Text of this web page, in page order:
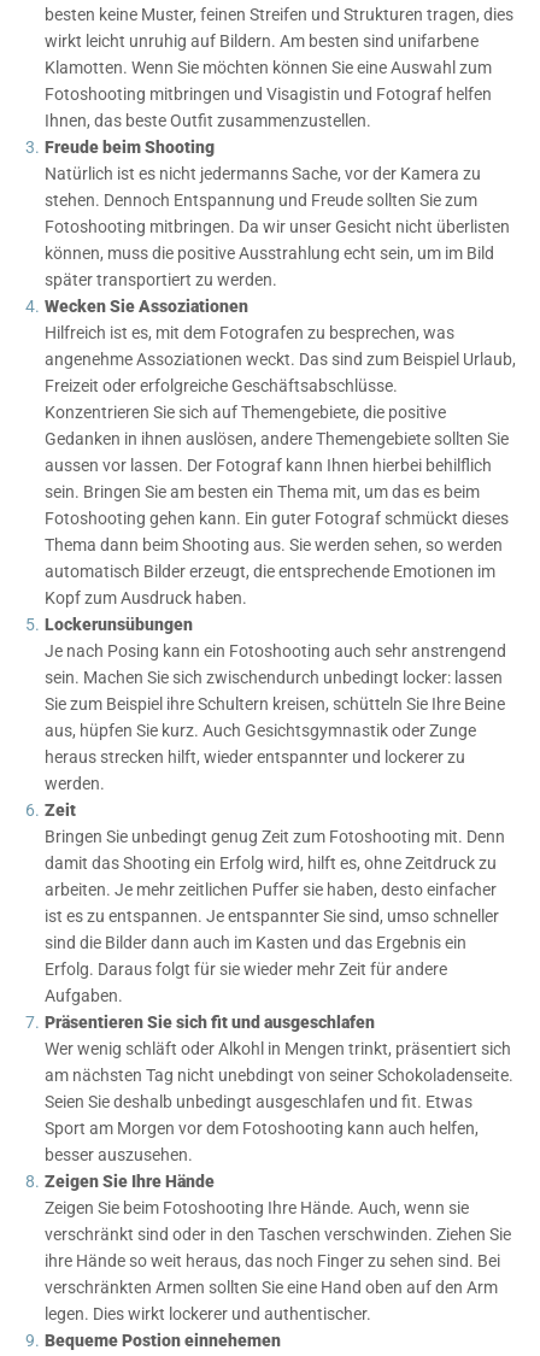
besten keine Muster, feinen Streifen und Strukturen tragen, dies
wirkt leicht unruhig auf Bildern. Am besten sind unifarbene
Klamotten. Wenn Sie möchten können Sie eine Auswahl zum
Fotoshooting mitbringen und Visagistin und Fotograf helfen
Ihnen, das beste Outfit zusammenzustellen.
Freude beim Shooting
Natürlich ist es nicht jedermanns Sache, vor der Kamera zu
stehen. Dennoch Entspannung und Freude sollten Sie zum
Fotoshooting mitbringen. Da wir unser Gesicht nicht überlisten
können, muss die positive Ausstrahlung echt sein, um im Bild
später transportiert zu werden.
Wecken Sie Assoziationen
Hilfreich ist es, mit dem Fotografen zu besprechen, was
angenehme Assoziationen weckt. Das sind zum Beispiel Urlaub,
Freizeit oder erfolgreiche Geschäftsabschlüsse.
Konzentrieren Sie sich auf Themengebiete, die positive
Gedanken in ihnen auslösen, andere Themengebiete sollten Sie
aussen vor lassen. Der Fotograf kann Ihnen hierbei behilflich
sein. Bringen Sie am besten ein Thema mit, um das es beim
Fotoshooting gehen kann. Ein guter Fotograf schmückt dieses
Thema dann beim Shooting aus. Sie werden sehen, so werden
automatisch Bilder erzeugt, die entsprechende Emotionen im
Kopf zum Ausdruck haben.
Lockerunsübungen
Je nach Posing kann ein Fotoshooting auch sehr anstrengend
sein. Machen Sie sich zwischendurch unbedingt locker: lassen
Sie zum Beispiel ihre Schultern kreisen, schütteln Sie Ihre Beine
aus, hüpfen Sie kurz. Auch Gesichtsgymnastik oder Zunge
heraus strecken hilft, wieder entspannter und lockerer zu
werden.
Zeit
Bringen Sie unbedingt genug Zeit zum Fotoshooting mit. Denn
damit das Shooting ein Erfolg wird, hilft es, ohne Zeitdruck zu
arbeiten. Je mehr zeitlichen Puffer sie haben, desto einfacher
ist es zu entspannen. Je entspannter Sie sind, umso schneller
sind die Bilder dann auch im Kasten und das Ergebnis ein
Erfolg. Daraus folgt für sie wieder mehr Zeit für andere
Aufgaben.
Präsentieren Sie sich fit und ausgeschlafen
Wer wenig schläft oder Alkohl in Mengen trinkt, präsentiert sich
am nächsten Tag nicht unebdingt von seiner Schokoladenseite.
Seien Sie deshalb unbedingt ausgeschlafen und fit. Etwas
Sport am Morgen vor dem Fotoshooting kann auch helfen,
besser auszusehen.
Zeigen Sie Ihre Hände
Zeigen Sie beim Fotoshooting Ihre Hände. Auch, wenn sie
verschränkt sind oder in den Taschen verschwinden. Ziehen Sie
ihre Hände so weit heraus, das noch Finger zu sehen sind. Bei
verschränkten Armen sollten Sie eine Hand oben auf den Arm
legen. Dies wirkt lockerer und authentischer.
Bequeme Postion einnehemen